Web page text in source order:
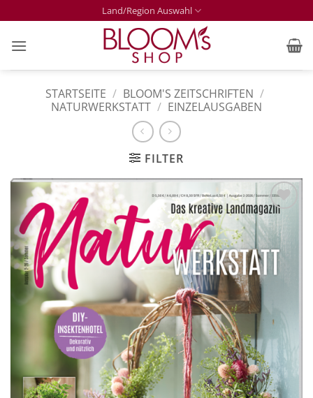
Inhalt
springen
Land/Region Auswahl
STARTSEITE / BLOOM'S ZEITSCHRIFTEN /
NATURWERKSTATT / EINZELAUSGABEN
FILTER
Zur
Merkliste
hinzufügen